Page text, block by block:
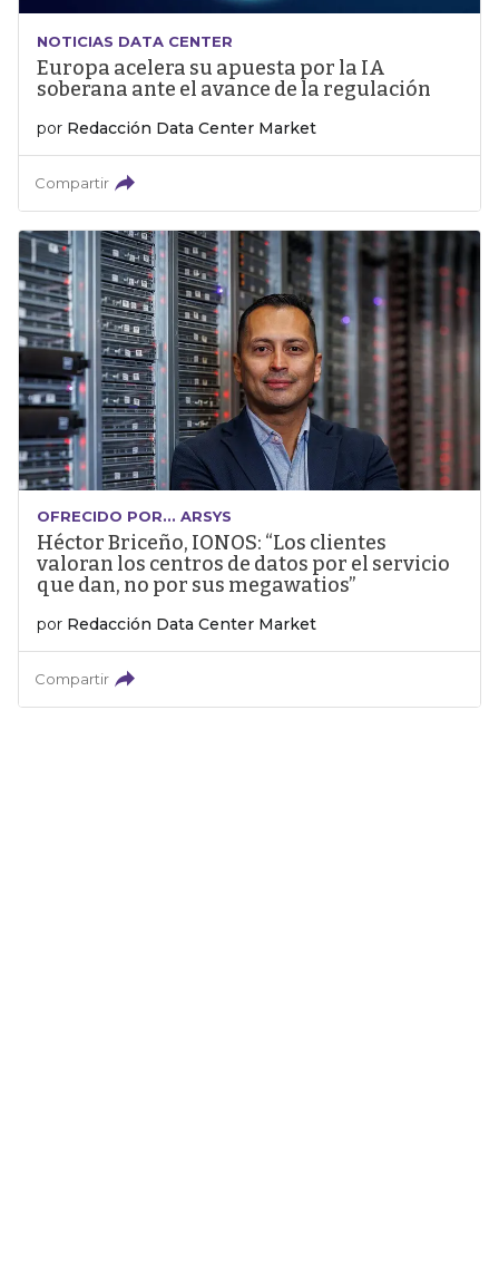
NOTICIAS DATA CENTER
Europa acelera su apuesta por la IA
soberana ante el avance de la regulación
por Redacción Data Center Market
Compartir
OFRECIDO POR... ARSYS
Héctor Briceño, IONOS: “Los clientes
valoran los centros de datos por el servicio
que dan, no por sus megawatios”
por Redacción Data Center Market
Compartir